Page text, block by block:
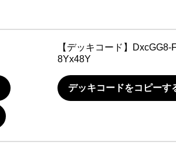
【デッキコード】
DxcGG8-
8Yx48Y
デッキコードをコピーす